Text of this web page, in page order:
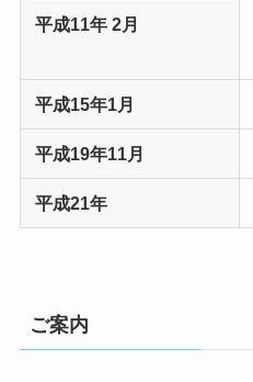
平成11年 2月
平成15年1月
平成19年11月
平成21年
ご案内